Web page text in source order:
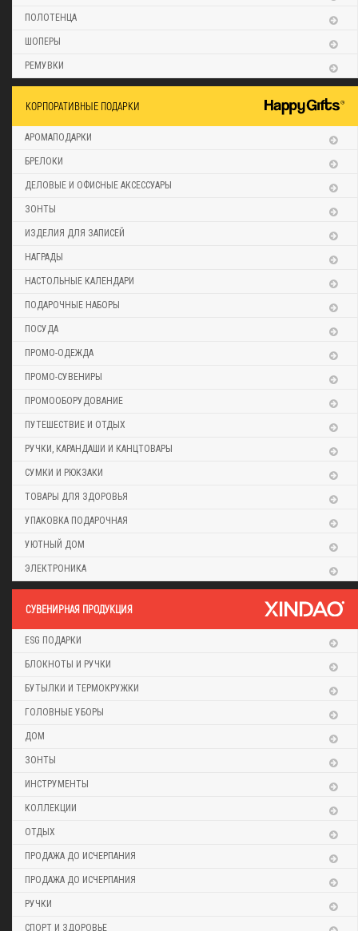
ПОЛОТЕНЦА
ШОПЕРЫ
РЕМУВКИ
КОРПОРАТИВНЫЕ ПОДАРКИ
АРОМАПОДАРКИ
БРЕЛОКИ
ДЕЛОВЫЕ И ОФИСНЫЕ АКСЕССУАРЫ
ЗОНТЫ
ИЗДЕЛИЯ ДЛЯ ЗАПИСЕЙ
НАГРАДЫ
НАСТОЛЬНЫЕ КАЛЕНДАРИ
ПОДАРОЧНЫЕ НАБОРЫ
ПОСУДА
ПРОМО-ОДЕЖДА
ПРОМО-СУВЕНИРЫ
ПРОМООБОРУДОВАНИЕ
ПУТЕШЕСТВИЕ И ОТДЫХ
РУЧКИ, КАРАНДАШИ И КАНЦТОВАРЫ
СУМКИ И РЮКЗАКИ
ТОВАРЫ ДЛЯ ЗДОРОВЬЯ
УПАКОВКА ПОДАРОЧНАЯ
УЮТНЫЙ ДОМ
ЭЛЕКТРОНИКА
CУВЕНИРНАЯ ПРОДУКЦИЯ
ESG ПОДАРКИ
БЛОКНОТЫ И РУЧКИ
БУТЫЛКИ И ТЕРМОКРУЖКИ
ГОЛОВНЫЕ УБОРЫ
ДОМ
ЗОНТЫ
ИНСТРУМЕНТЫ
КОЛЛЕКЦИИ
ОТДЫХ
ПРОДАЖА ДО ИСЧЕРПАНИЯ
ПРОДАЖА ДО ИСЧЕРПАНИЯ
РУЧКИ
СПОРТ И ЗДОРОВЬЕ